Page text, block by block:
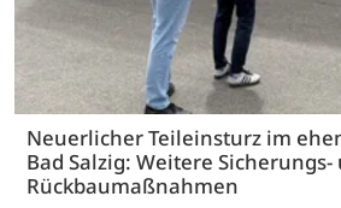
Neuerlicher Teileinsturz im
Bad Salzig: Weitere Sicherungs-
Rückbaumaßnahmen